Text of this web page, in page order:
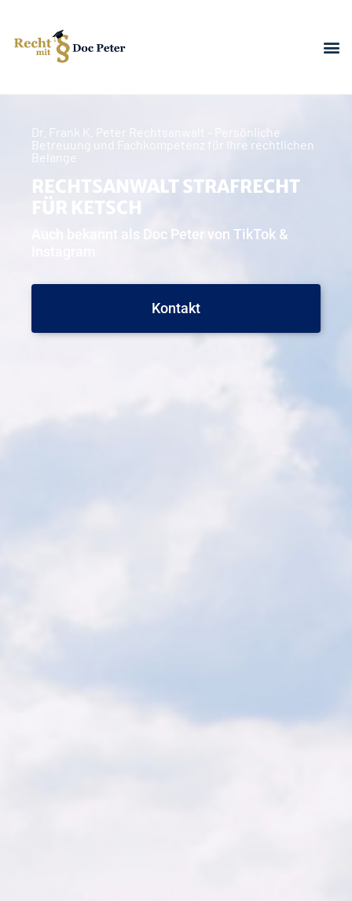
Dr. Frank K. Peter Rechtsanwalt - Persönliche
Betreuung und Fachkompetenz für Ihre rechtlichen
Belange
RECHTSANWALT STRAFRECHT
FÜR KETSCH
Auch bekannt als Doc Peter von TikTok &
Kontakt